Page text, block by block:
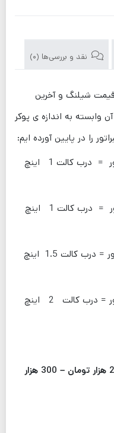
نقد و بررسی‌ها (0)
قیمت شیلنگ و آخرین
وابسته به اندازه ی پوکر
را در پایین آورده ایم:
پوکر 1 اینچ 28 میلی شیلنگ ویبراتور = درب کالت 1 اینچ
پوکر 1 اینچ 32 میلی شیلنگ ویبراتور = درب کالت 1 اینچ
پوکر 1.5 اینچ 38 میلی شیلنگ ویبراتور = درب کالت 1.5 اینچ
پوکر 2 اینچ 48 میلی شیلنگ ویبراتور = درب کالت 2 اینچ
قیمت درب کالت شیلنگ ویبره از 200 هزار تومان – 300 هزار